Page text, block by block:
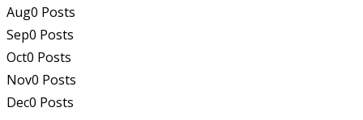
Aug0 Posts
Sep0 Posts
Oct0 Posts
Nov0 Posts
Dec0 Posts